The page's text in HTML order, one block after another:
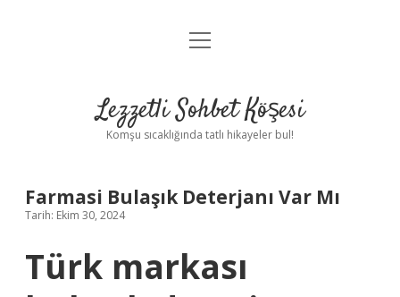
Anasayfa
Yasal Uyarı
menüyü
Lezzetli Sohbet Köşesi
Komşu sıcaklığında tatlı hikayeler bul!
Farmasi Bulaşık Deterjanı Var Mı
Tarih: Ekim 30, 2024
Türk markası